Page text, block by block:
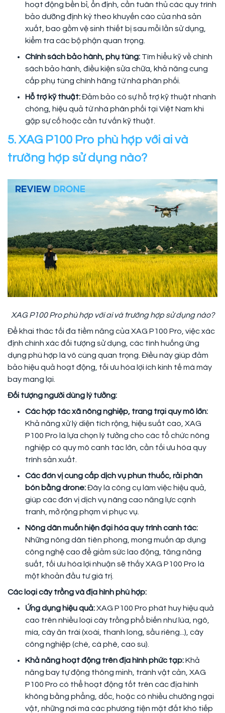
hoạt động bền bỉ, ổn định, cần tuân thủ các quy trình
bảo dưỡng định kỳ theo khuyến cáo của nhà sản
xuất, bao gồm vệ sinh thiết bị sau mỗi lần sử dụng,
kiểm tra các bộ phận quan trọng.
Chính sách bảo hành, phụ tùng: Tìm hiểu kỹ về chính
sách bảo hành, điều kiện sửa chữa, khả năng cung
cấp phụ tùng chính hãng từ nhà phân phối.
Hỗ trợ kỹ thuật:Đảm bảo có sự hỗ trợ kỹ thuật nhanh
chóng, hiệu quả từ nhà phân phối tại Việt Nam khi
gặp sự cố hoặc cần tư vấn kỹ thuật.
5. XAG P100 Pro phù hợp với ai và
trường hợp sử dụng nào?
XAG P100 Pro phù hợp với ai và trường hợp sử dụng nào?
Để khai thác tối đa tiềm năng của XAG P100 Pro, việc xác
định chính xác đối tượng sử dụng, các tình huống ứng
dụng phù hợp là vô cùng quan trọng. Điều này giúp đảm
bảo hiệu quả hoạt động, tối ưu hóa lợi ích kinh tế mà máy
bay mang lại.
Đối tượng người dùng lý tưởng:
Các hợp tác xã nông nghiệp, trang trại quy mô lớn:
Khả năng xử lý diện tích rộng, hiệu suất cao, XAG
P100 Pro là lựa chọn lý tưởng cho các tổ chức nông
nghiệp có quy mô canh tác lớn, cần tối ưu hóa quy
trình sản xuất.
Các đơn vị cung cấp dịch vụ phun thuốc, rải phân
bón bằng drone:Đây là công cụ làm việc hiệu quả,
giúp các đơn vị dịch vụ nâng cao năng lực cạnh
tranh, mở rộng phạm vi phục vụ.
Nông dân muốn hiện đại hóa quy trình canh tác:
Những nông dân tiên phong, mong muốn áp dụng
công nghệ cao để giảm sức lao động, tăng năng
suất, tối ưu hóa lợi nhuận sẽ thấy XAG P100 Pro là
một khoản đầu tư giá trị.
Các loại cây trồng và địa hình phù hợp:
Ứng dụng hiệu quả:XAG P100 Pro phát huy hiệu quả
cao trên nhiều loại cây trồng phổ biến như lúa, ngô,
mía, cây ăn trái (xoài, thanh long, sầu riêng...), cây
công nghiệp (chè, cà phê, cao su).
Khả năng hoạt động trên địa hình phức tạp:Khả
năng bay tự động thông minh, tránh vật cản, XAG
P100 Pro có thể hoạt động tốt trên các địa hình
không bằng phẳng, dốc, hoặc có nhiều chướng ngại
vật, những nơi mà các phương tiện mặt đất khó tiếp